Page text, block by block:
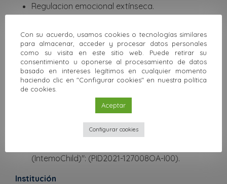
Regulacion emocional extínseca.
Regulación emocional entre culturas.
Proyectos de investigación
Los proyectos de los que activamente formo parte:
Proyecto: “Emoción y Cognición”: (CTS- 578).
Proyecto I+D: “Factores protectores del
bienestar personal y escolar en la
adolescencia”: (UMA18- FEDERJA-114).
Proyecto: "Estabilidad y cambio de la conducta
agresiva en la infancia y la niñez: la influencia
(IntemoChild)": (PID2021-127008OA-I00).
Institución
Con su acuerdo, usamos cookies o tecnologías similares
para almacenar, acceder y procesar datos personales
como su visita en este sitio web. Puede retirar su
consentimiento u oponerse al procesamiento de datos
basado en intereses legítimos en cualquier momento
haciendo clic en "Configurar cookies" en nuestra política
de cookies.
Aceptar
Configurar cookies